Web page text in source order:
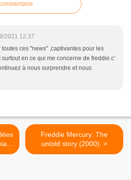
2021 12:37
ces "news" ,captivantes pour les
surtout en ce qui me concerne de freddie.c'
à nous surprendre et nous
Freddie Mercury: The
untold story (2000). >